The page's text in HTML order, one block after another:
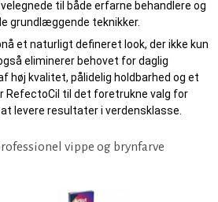
til både erfarne behandlere og
grundlæggende teknikker.
et naturligt defineret look, der ikke kun
eliminerer behovet for daglig
høj kvalitet, pålidelig holdbarhed og et
RefectoCil til det foretrukne valg for
levere resultater i verdensklasse.
vippe og brynfarve